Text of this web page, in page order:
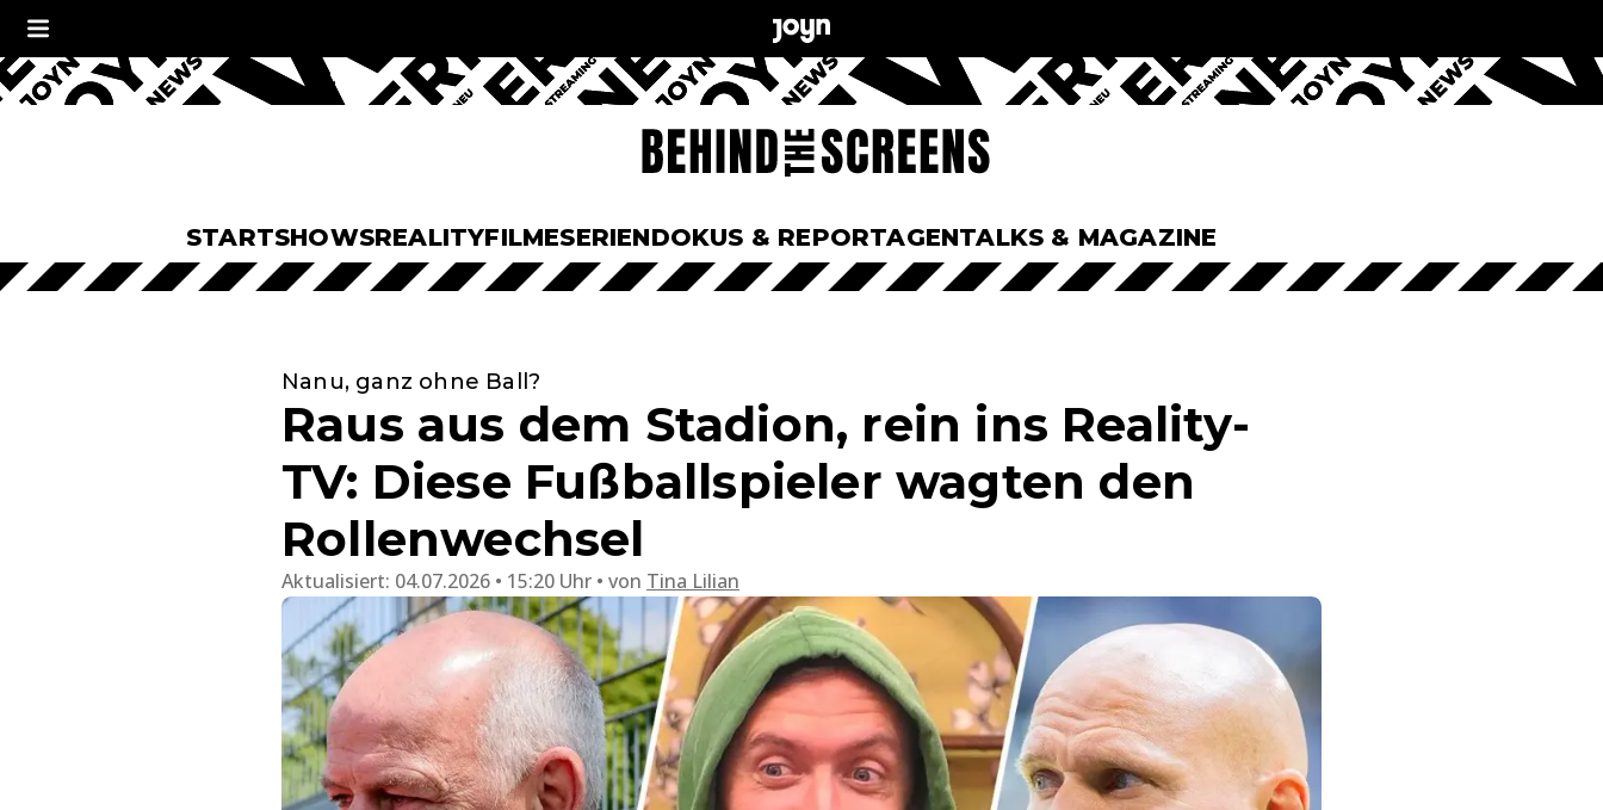
STARTSHOWSREALITYFILMESERIENDOKUS & REPORTAGENTALKS & MAGAZINE
Nanu, ganz ohne Ball?
Raus aus dem Stadion, rein ins Reality-
TV: Diese Fußballspieler wagten den
Rollenwechsel
Aktualisiert: 04.07.2026 • 15:20 Uhr von Tina Lilian